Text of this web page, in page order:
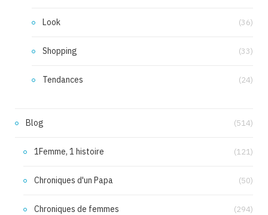
Look (36)
Shopping (33)
Tendances (24)
Blog (514)
1Femme, 1 histoire (121)
Chroniques d'un Papa (50)
Chroniques de femmes (294)